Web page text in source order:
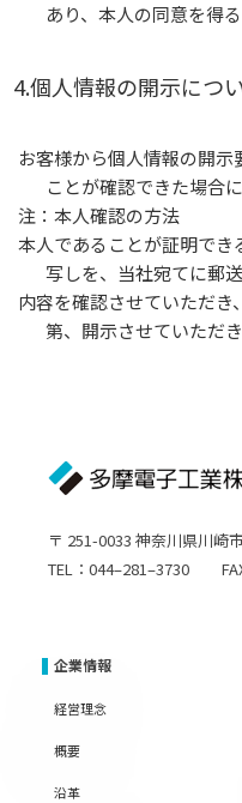
あり、本人の同意を得
4.個人情報の開示につ
お客様から個人情報の開
ことが確認できた場合
注：本人確認の方法
本人であることが証明で
写しを、当社宛てに郵
内容を確認させていただ
第、開示させていただき
〒 251-0033 神奈川県川崎
TEL：044–281–3730
企業情報
経営理念
概要
沿革